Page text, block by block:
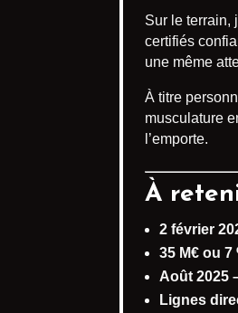
Sur le terrain,
certifiés
une même
À titre
musculature
l’emporte.
À
2 février
35 M€ ou 7
Août 2025
Lignes